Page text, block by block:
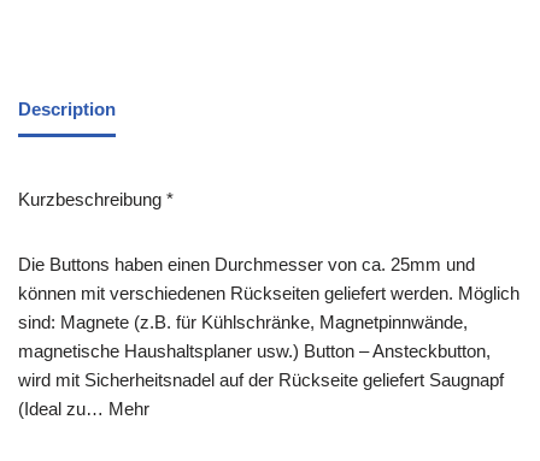
Description
Kurzbeschreibung *
Die Buttons haben einen Durchmesser von ca. 25mm und
können mit verschiedenen Rückseiten geliefert werden. Möglich
sind: Magnete (z.B. für Kühlschränke, Magnetpinnwände,
magnetische Haushaltsplaner usw.) Button – Ansteckbutton,
wird mit Sicherheitsnadel auf der Rückseite geliefert Saugnapf
(Ideal zu… Mehr